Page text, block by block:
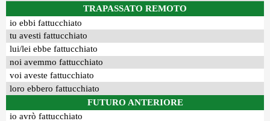
TRAPASSATO REMOTO
io ebbi fattucchiato
tu avesti fattucchiato
lui/lei ebbe fattucchiato
noi avemmo fattucchiato
voi aveste fattucchiato
loro ebbero fattucchiato
FUTURO ANTERIORE
io avrò fattucchiato